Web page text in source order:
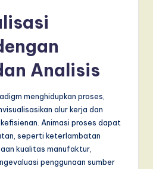
Analisis
menghidupkan proses,
alur kerja dan
Animasi proses dapat
seperti keterlambatan
kualitas manufaktur,
penggunaan sumber